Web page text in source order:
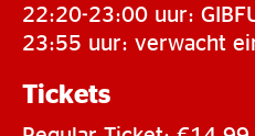
22:20-23:00 uur:
23:55 uur: verwacht
Tickets